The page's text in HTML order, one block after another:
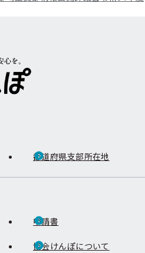
都道府県支部所在地
申請書
協会けんぽについて